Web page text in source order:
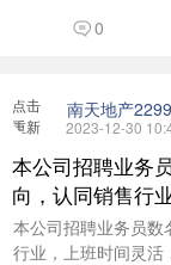
0
点击
重新
南天地产
2023-12-30
本公司招聘业务
向，认同销售行
电咨询了解：
本公司招聘业务员数
行业，上班时间灵活